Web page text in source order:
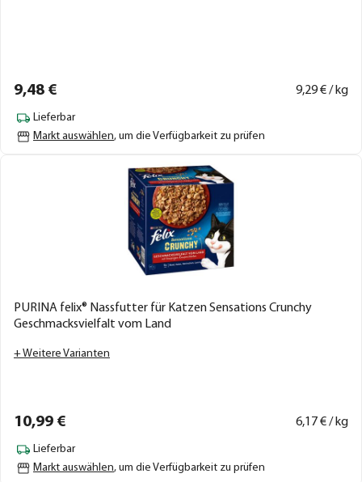
9,48 € 9,29€ / kg
Lieferbar
Markt auswählen, um die Verfügbarkeit zu prüfen
PURINA felix® Nassfutter für Katzen Sensations Crunchy
Geschmacksvielfalt vom Land
+ Weitere Varianten
10,99 € 6,17€ / kg
Lieferbar
Markt auswählen, um die Verfügbarkeit zu prüfen